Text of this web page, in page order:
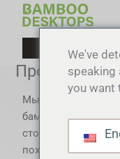
Перейти
содержимому
Продукция
Мы
бамбуковых
стоячих столов,
походных столов,
We've
speaking
you want